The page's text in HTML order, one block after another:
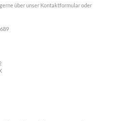
über unser Kontaktformular oder